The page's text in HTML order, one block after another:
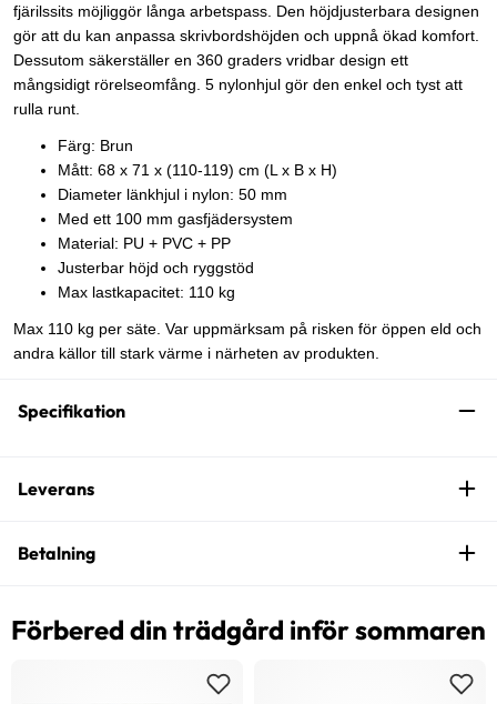
fjärilssits möjliggör långa arbetspass. Den höjdjusterbara designen
gör att du kan anpassa skrivbordshöjden och uppnå ökad komfort.
Dessutom säkerställer en 360 graders vridbar design ett
mångsidigt rörelseomfång. 5 nylonhjul gör den enkel och tyst att
rulla runt.
Färg: Brun
Mått: 68 x 71 x (110-119) cm (L x B x H)
Diameter länkhjul i nylon: 50 mm
Med ett 100 mm gasfjädersystem
Material: PU + PVC + PP
Justerbar höjd och ryggstöd
Max lastkapacitet: 110 kg
Max 110 kg per säte. Var uppmärksam på risken för öppen eld och
andra källor till stark värme i närheten av produkten.
Specifikation
Leverans
Betalning
Förbered din trädgård inför sommaren